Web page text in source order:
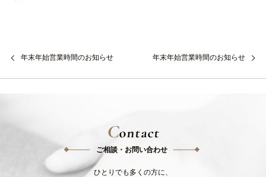
年末年始営業時間のお知らせ 年末年始営業時間のお知らせ
Contact
ご相談・お問い合わせ
ひとりでも多くの方に、